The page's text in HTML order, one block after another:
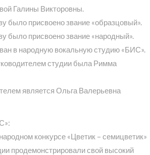
Галины Викторовны.
было присвоено звание «образцовый».
было присвоено звание «народный».
в народную вокальную студию «БИС».
студии была Римма
является Ольга Валерьевна
конкурсе «Цветик – семицветик»
продемонстрировали свой высокий